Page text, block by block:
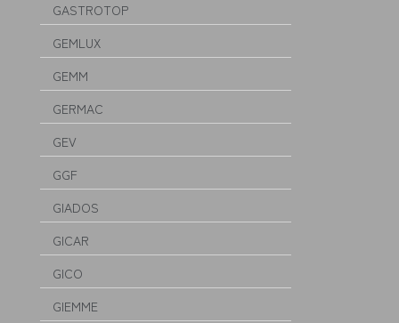
GASTROTOP
GEMLUX
GEMM
GERMAC
GEV
GGF
GIADOS
GICAR
GICO
GIEMME